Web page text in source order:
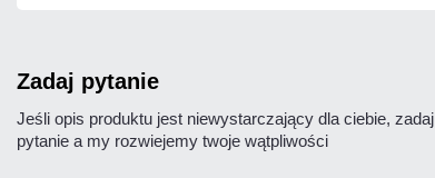
zadaj pytanie
Jeśli opis produktu jest niewystarczający dla ciebie, zadaj
pytanie a my rozwiejemy twoje wątpliwości